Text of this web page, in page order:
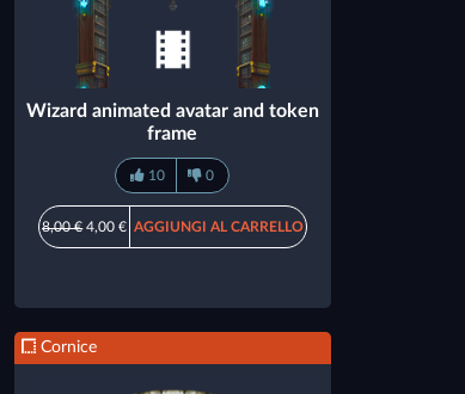
Wizard animated avatar and token
frame
10 0
8,00 €4,00 € AGGIUNGI AL CARRELLO
Cornice